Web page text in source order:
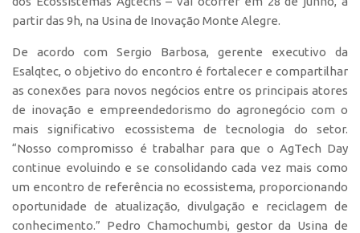
Conexão Inter-USP
Leis e Normas
Portal do Inventor
Inteligência Competitiva
Editais
Pesquisa na USP
EMBRAPIIs
CEPIDs
partir das 9h, na Usina de Inovação Monte Alegre.
De acordo com Sergio Barbosa, gerente executivo da
Esalqtec, o objetivo do encontro é fortalecer e compartilhar
as conexões para novos negócios entre os principais atores
de inovação e empreendedorismo do agronegócio com o
mais significativo ecossistema de tecnologia do setor.
“Nosso compromisso é trabalhar para que o AgTech Day
continue evoluindo e se consolidando cada vez mais como
um encontro de referência no ecossistema, proporcionando
oportunidade de atualização, divulgação e reciclagem de
conhecimento.” Pedro Chamochumbi, gestor da Usina de